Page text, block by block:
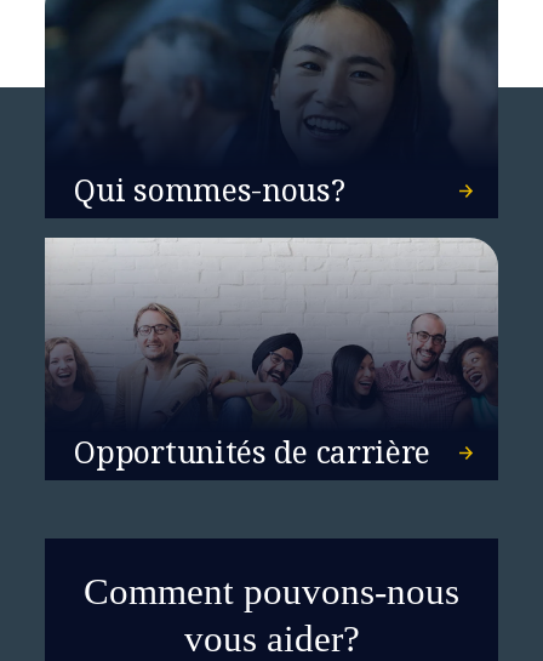
Qui sommes-nous?
Opportunités de carrière
Comment pouvons-nous
vous aider?